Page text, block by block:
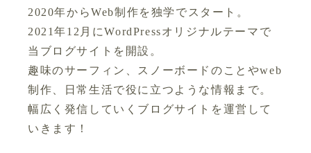
2020年からWeb制作を独学でスタート。
2021年12月にWordPressオリジナルテーマで
当ブログサイトを開設。
趣味のサーフィン、スノーボードのことやweb
制作、日常生活で役に立つような情報まで。
幅広く発信していくブログサイトを運営して
いきます！